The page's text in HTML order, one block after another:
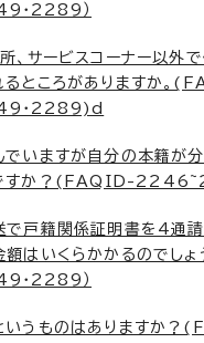
・2289）
、サービスコーナー以外
るところがありますか。
・2289)d
いますが自分の本籍が分
すか？(FAQID-
で戸籍関係証明書を4通請
額はいくらかかるのでし
・2289）
いうものはありますか？